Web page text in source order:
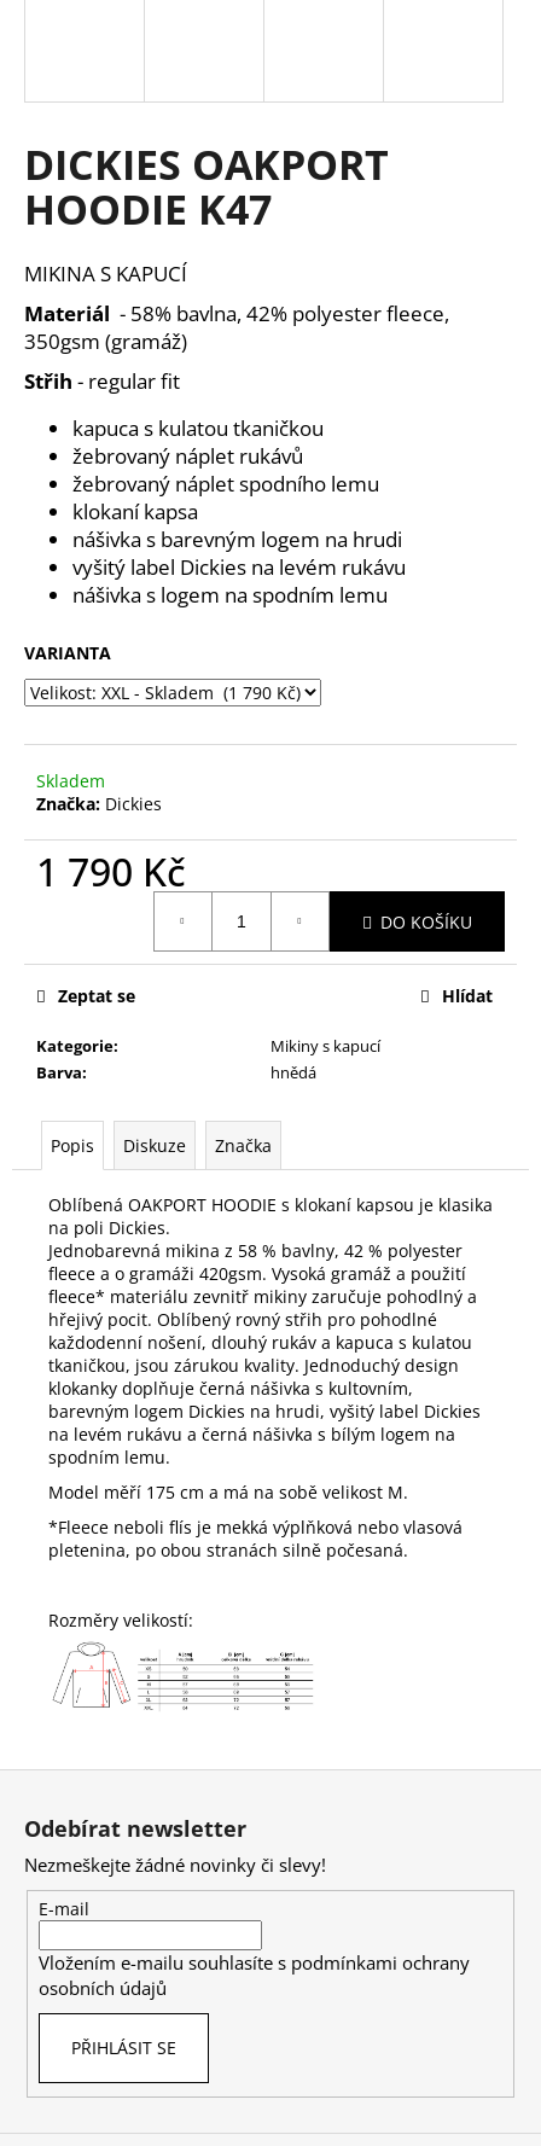
DICKIES OAKPORT
HOODIE K47
MIKINA S KAPUCÍ
Materiál - 58% bavlna, 42% polyester fleece,
350gsm (gramáž)
Střih - regular fit
kapuca s kulatou tkaničkou
žebrovaný náplet rukávů
žebrovaný náplet spodního lemu
klokaní kapsa
nášivka s barevným logem na hrudi
vyšitý label Dickies na levém rukávu
nášivka s logem na spodním lemu
VARIANTA
Skladem
Značka: Dickies
1 790 Kč
DO KOŠÍKU
Kategorie:
Mikiny s kapucí
Barva: hnědá
Zeptat se Hlídat
Popis Diskuze Značka
Oblíbená OAKPORT HOODIE s klokaní kapsou je klasika
na poli Dickies.
Jednobarevná mikina z 58 % bavlny, 42 % polyester
fleece a o gramáži 420gsm. Vysoká gramáž a použití
fleece* materiálu zevnitř mikiny zaručuje pohodlný a
hřejivý pocit. Oblíbený rovný střih pro pohodlné
každodenní nošení, dlouhý rukáv a kapuca s kulatou
tkaničkou, jsou zárukou kvality. Jednoduchý design
klokanky doplňuje černá nášivka s kultovním,
barevným logem Dickies na hrudi, vyšitý label Dickies
na levém rukávu a černá nášivka s bílým logem na
spodním lemu.
Model měří 175 cm a má na sobě velikost M.
*Fleece neboli flís je mekká výplňková nebo vlasová
pletenina, po obou stranách silně počesaná.
Rozměry velikostí:
í
?
HLEDAT
D
m
e
Odebírat newsletter
Nezmeškejte žádné novinky či slevy!
E-mail
Vložením e-mailu souhlasíte s podmínkami ochrany
osobních údajů
PŘIHLÁSIT SE